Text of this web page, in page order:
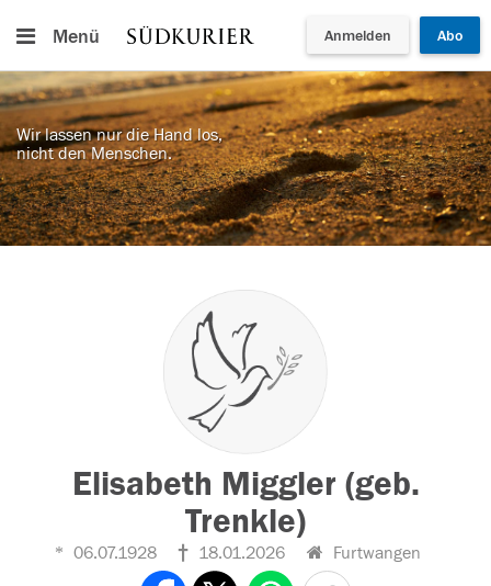
Menü Anmelden Abo
Wir lassen nur die Hand los,
nicht den Menschen.
Elisabeth Miggler (geb.
Trenkle)
06.07.1928 18.01.2026 Furtwangen